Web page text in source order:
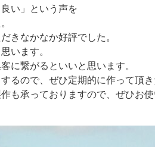
い」という声を
きなかなか好評でした。
います。
に繋がるといいと思います。
るので、ぜひ定期的に作って頂き
も承っておりますので、ぜひお使